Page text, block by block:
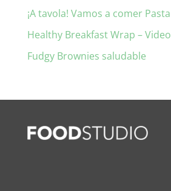
¡A tavola! Vamos a comer Pasta
Healthy Breakfast Wrap – Video
Fudgy Brownies saludable